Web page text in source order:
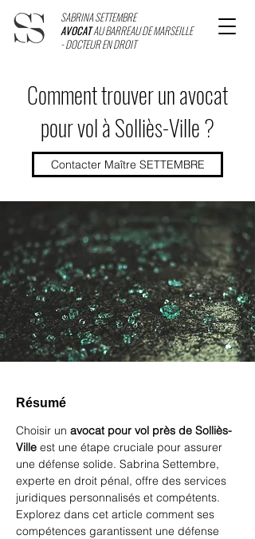
SABRINA SETTEMBRE
AVOCATAU BARREAU DE MARSEILLE
- DOCTEUR EN DROIT
Comment trouver un avocat
pour vol à Solliès-Ville ?
Contacter Maître SETTEMBRE
Résumé
Choisir un avocat pour vol près de Solliès-
Ville est une étape cruciale pour assurer
une défense solide. Sabrina Settembre,
experte en droit pénal, offre des services
juridiques personnalisés et compétents.
Explorez dans cet article comment ses
compétences garantissent une défense